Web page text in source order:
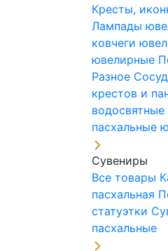
Кресты,
Лампады
ковчеги
ювелирные
Разное
крестов и
пасхальные
Сувениры
Все товары
пасхальная
статуэтки
пасхальные